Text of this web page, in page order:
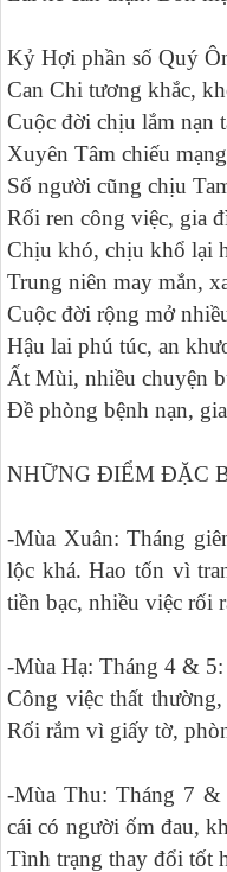
Kỷ Hợi phần số Quý
Can Chi tương khắc,
Cuộc đời chịu lắm nạn
Xuyên Tâm chiếu
Số người cũng chịu
Rối ren công việc, gia
Chịu khó, chịu khổ lại
Trung niên may mắn,
Cuộc đời rộng mở
Hậu lai phú túc, an
Ất Mùi, nhiều chuyện
Đề phòng bệnh nạn,
NHỮNG ĐIỂM ĐẶC
-Mùa Xuân: Tháng
lộc khá. Hao tốn vì
tiền bạc, nhiều việc rối
-Mùa Hạ: Tháng 4 &
Công việc thất
Rối rắm vì giấy tờ,
-Mùa Thu: Tháng 7
cái có người ốm đau,
Tình trạng thay đổi tốt